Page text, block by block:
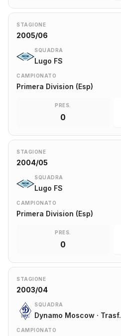
STAGIONE
2005/06
SQUADRA
Lugo FS
CAMPIONATO
Primera Division (Esp)
PRES.
0
STAGIONE
2004/05
SQUADRA
Lugo FS
CAMPIONATO
Primera Division (Esp)
PRES.
0
STAGIONE
2003/04
SQUADRA
Dynamo Moscow · Trasf.
CAMPIONATO